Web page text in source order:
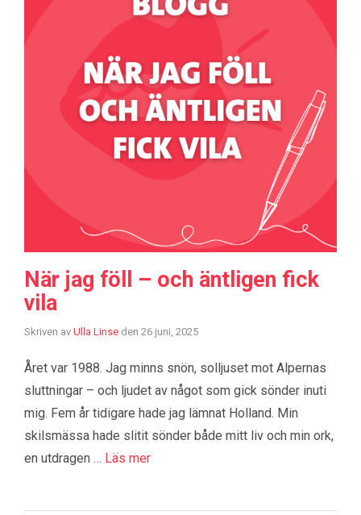
När jag föll – och äntligen fick
vila
Skriven av Ulla Linse den 26 juni, 2025
Året var 1988. Jag minns snön, solljuset mot Alpernas
sluttningar – och ljudet av något som gick sönder inuti
mig. Fem år tidigare hade jag lämnat Holland. Min
skilsmässa hade slitit sönder både mitt liv och min ork,
en utdragen … Läs mer